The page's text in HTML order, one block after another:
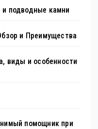
подводные камни
и Преимущества
виды и особенности
помощник при